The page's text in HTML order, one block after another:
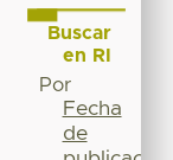
Buscar
en RI
Por
Fecha
de